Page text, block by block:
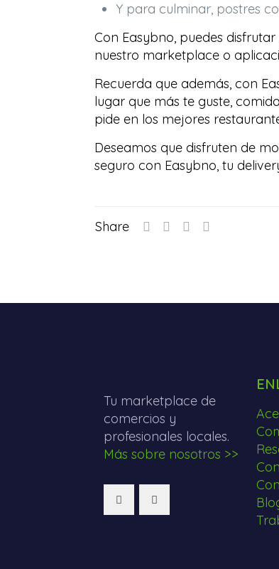
Y para culminar, postres
Con Easybno, puedes
nuestro marketplace o
Recuerda que además, con
lugar que más te guste,
pide en los mejores
Deseamos que disfruten de
seguro con Easybno, tu
Share
Tu marketplace de
comercios y
profesionales locales.
Más sobre nosotros >>